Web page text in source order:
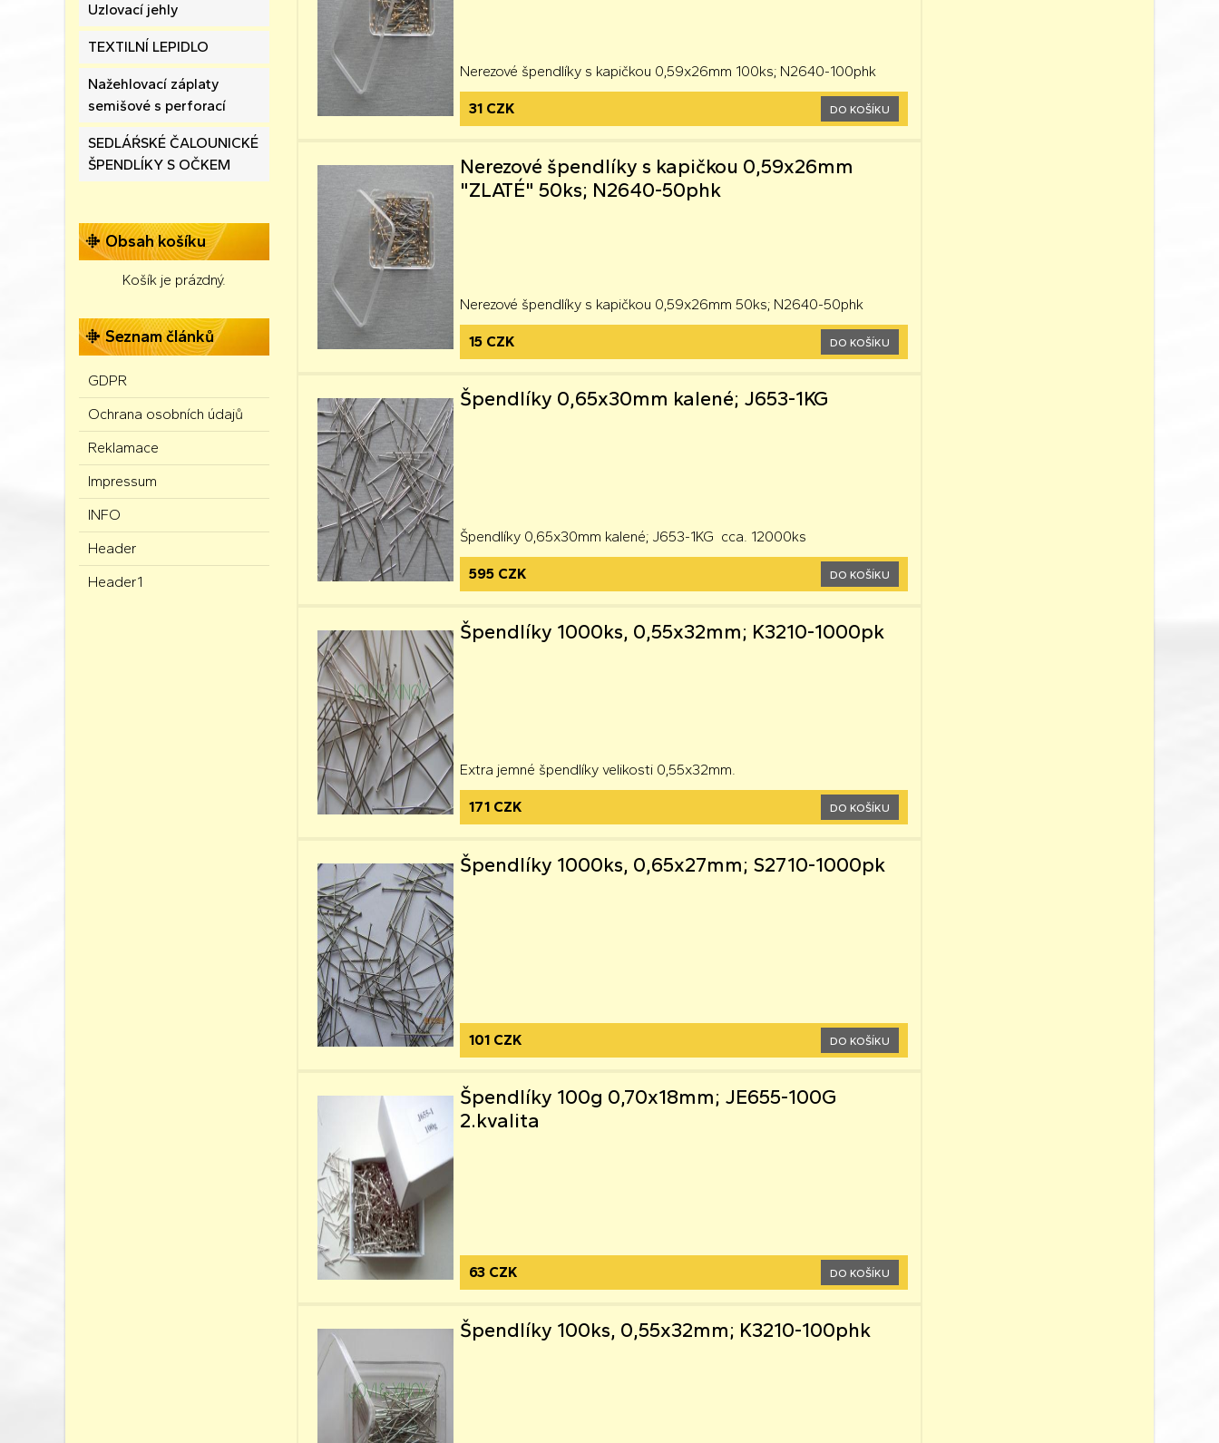
Uzlovací jehly
TEXTILNÍ LEPIDLO
Nažehlovací záplaty
semišové s perforací
SEDLÁŔSKÉ ČALOUNICKÉ
ŠPENDLÍKY S OČKEM
Obsah košíku
Košík je prázdný.
Seznam článků
GDPR
Ochrana osobních údajů
Reklamace
Impressum
INFO
Header
Header1
Nerezové špendlíky s kapičkou 0,59x26mm 100ks; N2640-100phk
31 CZK DO KOŠÍKU
Nerezové špendlíky s kapičkou 0,59x26mm
"ZLATÉ" 50ks; N2640-50phk
Nerezové špendlíky s kapičkou 0,59x26mm 50ks; N2640-50phk
15 CZK DO KOŠÍKU
Špendlíky 0,65x30mm kalené; J653-1KG
Špendlíky 0,65x30mm kalené; J653-1KG cca. 12000ks
595 CZK DO KOŠÍKU
Špendlíky 1000ks, 0,55x32mm; K3210-1000pk
Extra jemné špendlíky velikosti 0,55x32mm.
171 CZK DO KOŠÍKU
Špendlíky 1000ks, 0,65x27mm; S2710-1000pk
101 CZK DO KOŠÍKU
Špendlíky 100g 0,70x18mm; JE655-100G
2.kvalita
63 CZK DO KOŠÍKU
Špendlíky 100ks, 0,55x32mm; K3210-100phk